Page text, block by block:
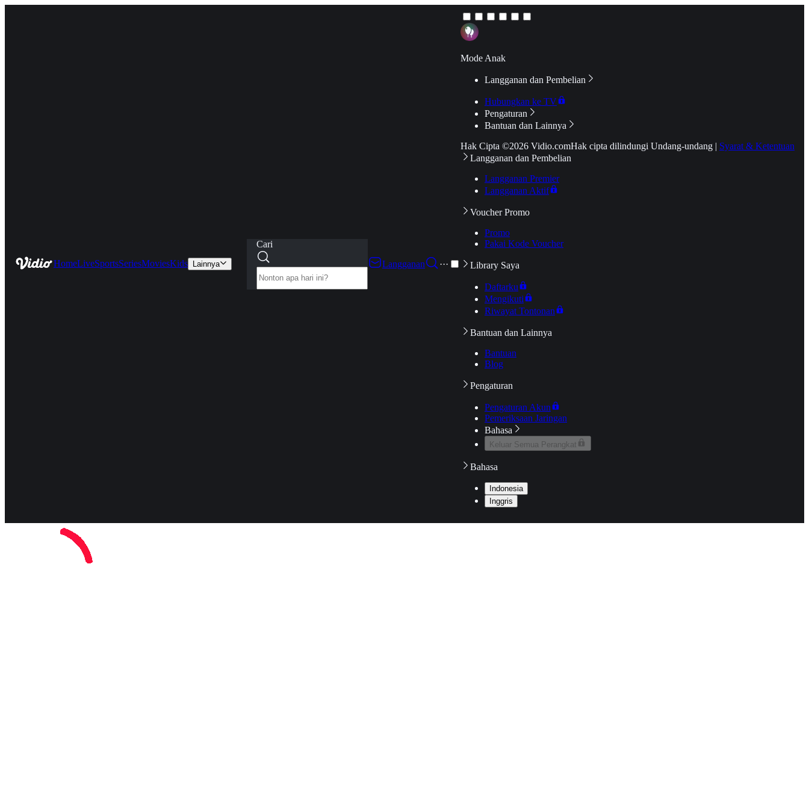
HomeLiveSportsSeriesMoviesKids Lainnya
Cari
Langganan
···
Mode Anak
Langganan dan Pembelian
Hubungkan ke TV
Pengaturan
Bantuan dan Lainnya
Hak Cipta ©2026 Vidio.comHak cipta dilindungi Undang-undang | Syarat & Ketentuan
Langganan dan Pembelian
Langganan Premier
Langganan Aktif
Voucher Promo
Promo
Pakai Kode Voucher
Library Saya
Daftarku
Mengikuti
Riwayat Tontonan
Bantuan dan Lainnya
Bantuan
Blog
Pengaturan
Pengaturan Akun
Pemeriksaan Jaringan
Bahasa
Keluar Semua Perangkat
Bahasa
Indonesia
Inggris